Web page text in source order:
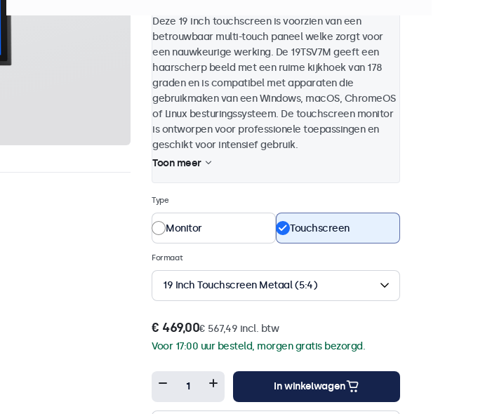
Deze 19 inch touchscreen is voorzien van een
betrouwbaar multi-touch paneel welke zorgt voor
een nauwkeurige werking. De 19TSV7M geeft een
haarscherp beeld met een ruime kijkhoek van 178
graden en is compatibel met apparaten die
gebruikmaken van een Windows, macOS, ChromeOS
of Linux besturingssysteem. De touchscreen monitor
is ontworpen voor professionele toepassingen en
geschikt voor intensief gebruik.
Toon meer
Type
Monitor Touchscreen
Formaat
19 Inch Touchscreen Metaal (5:4)
€ 469,00€ 567,49 incl. btw
Voor 17:00 uur besteld, morgen gratis bezorgd.
In winkelwagen